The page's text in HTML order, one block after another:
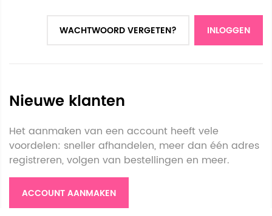
INLOGGEN
WACHTWOORD VERGETEN?
Nieuwe klanten
Het aanmaken van een account heeft vele
voordelen: sneller afhandelen, meer dan één adres
registreren, volgen van bestellingen en meer.
ACCOUNT AANMAKEN